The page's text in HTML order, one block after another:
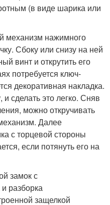
(в виде шарика или
механизм нажимного
Сбоку или снизу на ней
винт и открутить его
потребуется ключ-
декоративная накладка.
сделать это легко. Сняв
можно откручивать
Далее
с торцевой стороны
если потянуть его на